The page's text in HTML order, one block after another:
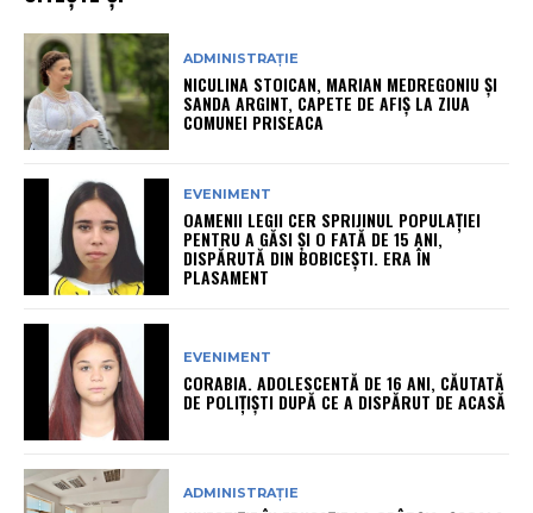
ADMINISTRAȚIE
NICULINA STOICAN, MARIAN MEDREGONIU ȘI
SANDA ARGINT, CAPETE DE AFIȘ LA ZIUA
COMUNEI PRISEACA
EVENIMENT
OAMENII LEGII CER SPRIJINUL POPULAȚIEI
PENTRU A GĂSI ȘI O FATĂ DE 15 ANI,
DISPĂRUTĂ DIN BOBICEȘTI. ERA ÎN
PLASAMENT
EVENIMENT
CORABIA. ADOLESCENTĂ DE 16 ANI, CĂUTATĂ
DE POLIȚIȘTI DUPĂ CE A DISPĂRUT DE ACASĂ
ADMINISTRAȚIE